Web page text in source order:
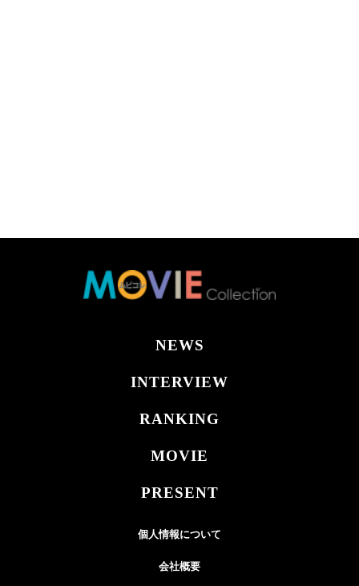
NEWS
INTERVIEW
RANKING
MOVIE
PRESENT
個人情報について
会社概要